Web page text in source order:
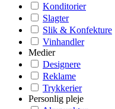
Konditorier
Slagter
Slik & Konfekture
Vinhandler
Medier
Designere
Reklame
Trykkerier
Personlig pleje